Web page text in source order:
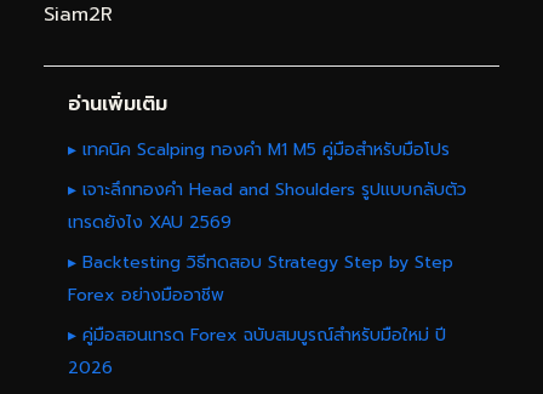
Siam2R
อ่านเพิ่มเติม
▸ เทคนิค Scalping ทองคำ M1 M5 คู่มือสำหรับมือโปร
▸ เจาะลึกทองคำ Head and Shoulders รูปแบบกลับตัว
เทรดยังไง XAU 2569
▸ Backtesting วิธีทดสอบ Strategy Step by Step
Forex อย่างมืออาชีพ
▸ คู่มือสอนเทรด Forex ฉบับสมบูรณ์สำหรับมือใหม่ ปี
2026